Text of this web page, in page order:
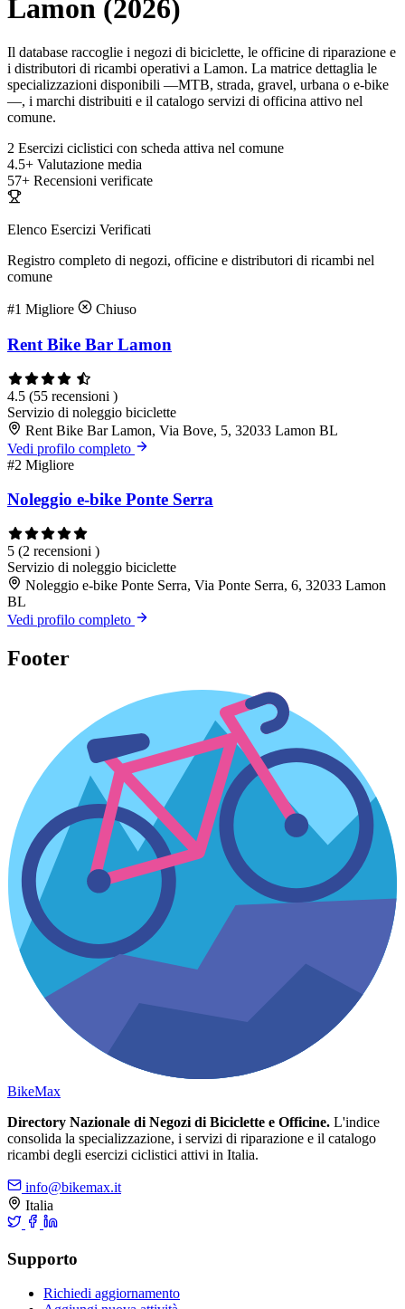
Lamon (2026)
Il database raccoglie i negozi di biciclette, le officine di riparazione e
i distributori di ricambi operativi a Lamon. La matrice dettaglia le
specializzazioni disponibili —MTB, strada, gravel, urbana o e-bike
—, i marchi distribuiti e il catalogo servizi di officina attivo nel
comune.
2 Esercizi ciclistici con scheda attiva nel comune
4.5+ Valutazione media
57+ Recensioni verificate
Elenco Esercizi Verificati
Registro completo di negozi, officine e distributori di ricambi nel
comune
#1 Migliore Chiuso
Rent Bike Bar Lamon
4.5 (55 recensioni )
Servizio di noleggio biciclette
Rent Bike Bar Lamon, Via Bove, 5, 32033 Lamon BL
Vedi profilo completo
#2 Migliore
Noleggio e-bike Ponte Serra
5 (2 recensioni )
Servizio di noleggio biciclette
Noleggio e-bike Ponte Serra, Via Ponte Serra, 6, 32033 Lamon
BL
Vedi profilo completo
Footer
BikeMax
Directory Nazionale di Negozi di Biciclette e Officine. L'indice
consolida la specializzazione, i servizi di riparazione e il catalogo
ricambi degli esercizi ciclistici attivi in Italia.
info@bikemax.it
Italia
Supporto
Richiedi aggiornamento